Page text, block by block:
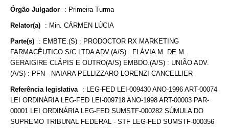
Órgão Julgador : Primeira Turma
Relator(a) : Min. CÁRMEN LÚCIA
Parte(s) : EMBTE.(S) : PRODOCTOR RX MARKETING
FARMACÊUTICO S/C LTDA ADV.(A/S) : FLÁVIA M. DE M.
GERAIGIRE CLÁPIS E OUTRO(A/S) EMBDO.(A/S) : UNIÃO ADV.
(A/S) : PFN - NAIARA PELLIZZARO LORENZI CANCELLIER
Referência legislativa : LEG-FED LEI-009430 ANO-1996 ART-00074
LEI ORDINÁRIA LEG-FED LEI-009718 ANO-1998 ART-00003 PAR-
00001 LEI ORDINÁRIA LEG-FED SUMSTF-000282 SÚMULA DO
SUPREMO TRIBUNAL FEDERAL - STF LEG-FED SUMSTF-000356